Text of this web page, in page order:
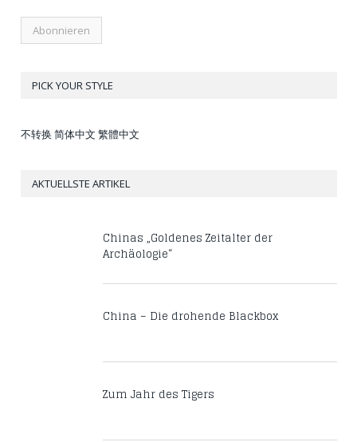
PICK YOUR STYLE
不转换 简体中文 繁體中文
AKTUELLSTE ARTIKEL
Chinas „Goldenes Zeitalter der
Archäologie“
China – Die drohende Blackbox
Zum Jahr des Tigers